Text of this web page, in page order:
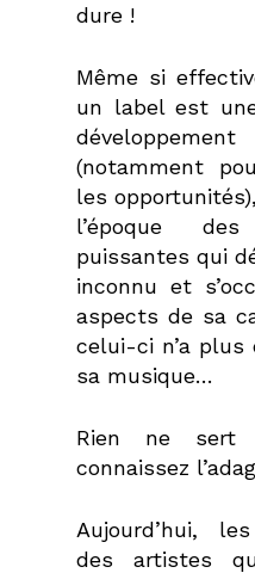
dure !
Même si
un label est
(notamment
les
l’époque
puissantes qui
inconnu et
aspects de sa
celui-ci n’a plus
sa musique…
Rien ne sert
connaissez
Aujourd’hui,
des artistes